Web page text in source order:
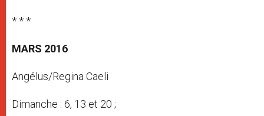
* * *
MARS 2016
Angélus/Regina Caeli
Dimanche : 6, 13 et 20 ;